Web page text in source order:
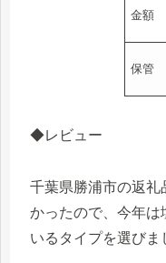
金額
保管
◆レビュー
千葉県勝浦市の返礼
かったので、今年は
いるタイプを選びま